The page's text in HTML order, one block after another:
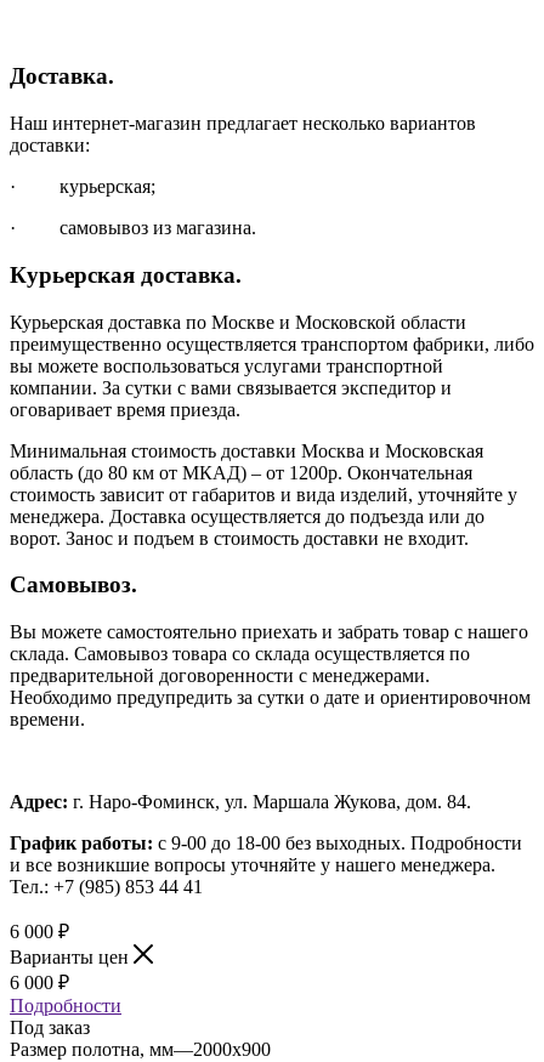
Доставка.
Наш интернет-магазин предлагает несколько вариантов
доставки:
· курьерская;
· самовывоз из магазина.
Курьерская доставка.
Курьерская доставка по Москве и Московской области
преимущественно осуществляется транспортом фабрики, либо
вы можете воспользоваться услугами транспортной
компании. За сутки с вами связывается экспедитор и
оговаривает время приезда.
Минимальная стоимость доставки Москва и Московская
область (до 80 км от МКАД) – от 1200р. Окончательная
стоимость зависит от габаритов и вида изделий, уточняйте у
менеджера. Доставка осуществляется до подъезда или до
ворот. Занос и подъем в стоимость доставки не входит.
Самовывоз.
Вы можете самостоятельно приехать и забрать товар с нашего
склада. Самовывоз товара со склада осуществляется по
предварительной договоренности с менеджерами.
Необходимо предупредить за сутки о дате и ориентировочном
времени.
Адрес: г. Наро-Фоминск, ул. Маршала Жукова, дом. 84.
График работы: с 9-00 до 18-00 без выходных. Подробности
и все возникшие вопросы уточняйте у нашего менеджера.
Тел.: +7 (985) 853 44 41
6 000 ₽
Варианты цен
6 000 ₽
Подробности
Под заказ
Размер полотна, мм—2000x900